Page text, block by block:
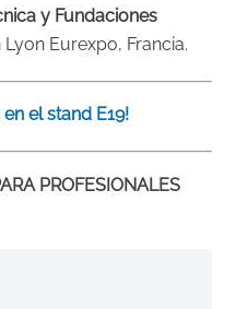
y Fundaciones
Lyon Eurexpo, Francia.
el stand E19!
PROFESIONALES